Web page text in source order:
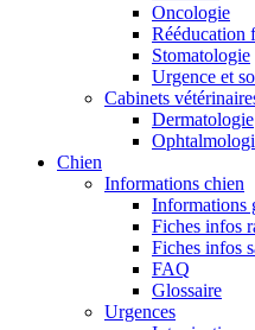
Oncologie
Rééducation
Stomatologie
Urgence et
Cabinets
Dermatologie
Chien
Informations chien
Informations
Fiches infos
Fiches infos
FAQ
Glossaire
Urgences